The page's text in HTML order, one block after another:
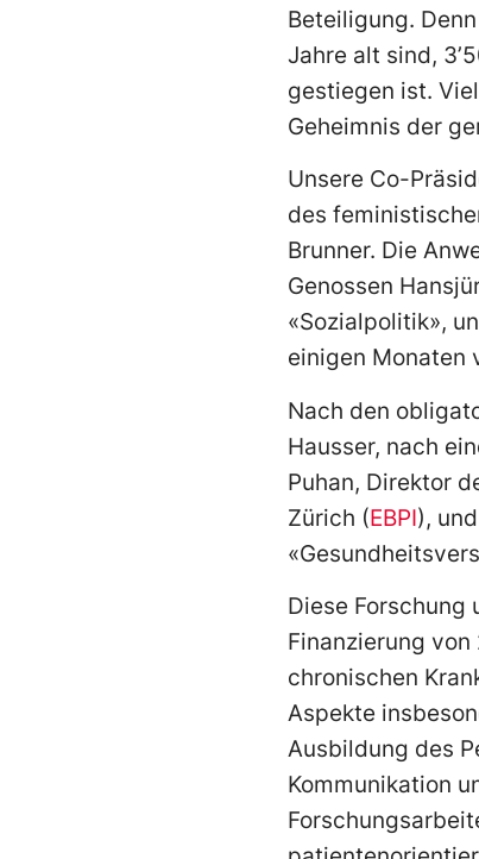
Beteiligung.
Jahre alt sind,
gestiegen ist.
Geheimnis der
Unsere Co-
des
Brunner. Die
Genossen
«Sozialpolitik»,
einigen Monaten
Nach den
Hausser, nach
Puhan, Direktor
Zürich (EBPI),
Diese Forschung
Finanzierung
chronischen
Aspekte
Ausbildung des
Kommunikation